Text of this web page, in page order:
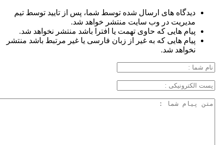
دیدگاه های ارسال شده توسط شما، پس از تایید توسط تیم
مدیریت در وب سایت منتشر خواهد شد.
پیام هایی که حاوی تهمت یا افترا باشد منتشر نخواهد شد.
پیام هایی که به غیر از زبان فارسی یا غیر مرتبط باشد منتشر
نخواهد شد.